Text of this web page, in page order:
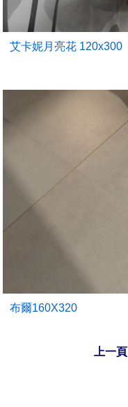
艾卡妮月亮花 120x300
布爾160X320
上一頁